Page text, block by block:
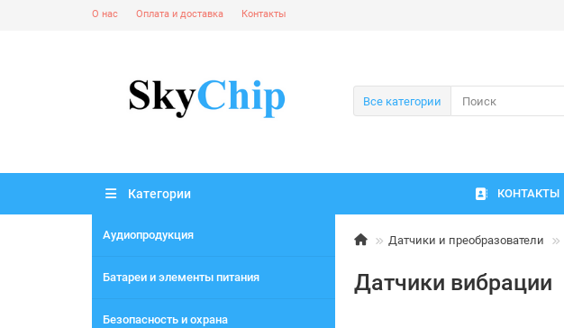
О нас Оплата и доставка Контакты
Все категории
Категории
Аудиопродукция
Батареи и элементы питания
Безопасность и охрана
КОНТАКТЫ
Датчики и преобразователи
Датчики вибрации